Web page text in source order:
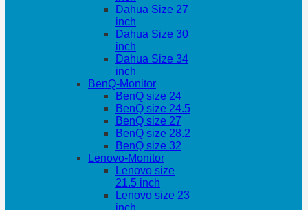
Dahua Size 27
inch
Dahua Size 30
inch
Dahua Size 34
inch
BenQ-Monitor
BenQ size 24
BenQ size 24.5
BenQ size 27
BenQ size 28.2
BenQ size 32
Lenovo-Monitor
Lenovo size
21.5 inch
Lenovo size 23
inch